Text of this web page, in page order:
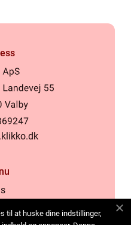
til at huske dine indstillinger,